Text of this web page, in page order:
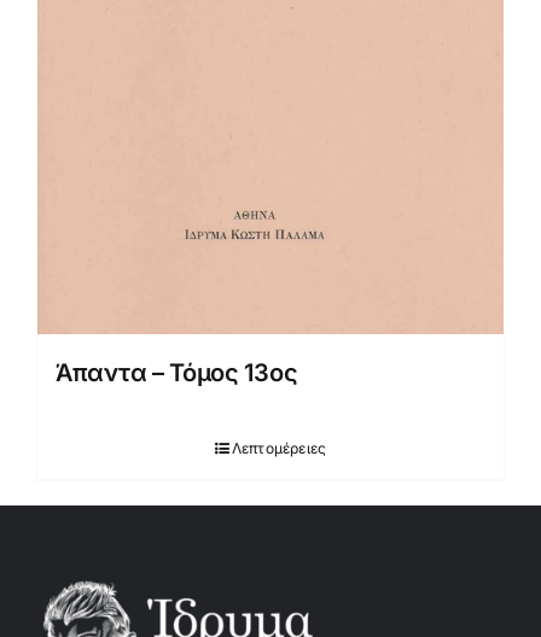
Άπαντα – Τόμος 13ος
Λεπτομέρειες